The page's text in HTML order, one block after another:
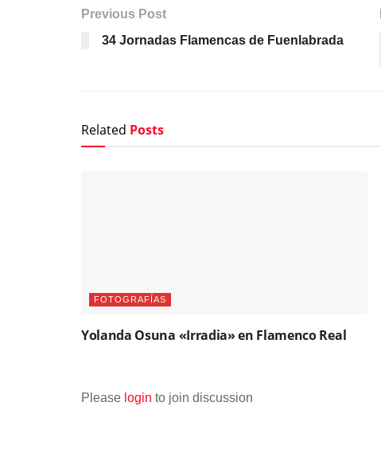
Previous Post
34 Jornadas Flamencas de Fuenlabrada
Related Posts
FOTOGRAFÍAS
Yolanda Osuna «Irradia» en Flamenco Real
Please login to join discussion